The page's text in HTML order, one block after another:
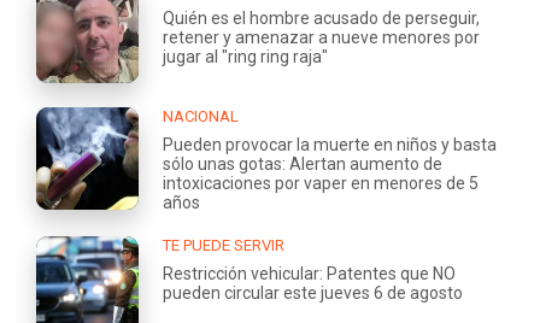
Quién es el hombre acusado de perseguir,
retener y amenazar a nueve menores por
jugar al "ring ring raja"
NACIONAL
Pueden provocar la muerte en niños y basta
sólo unas gotas: Alertan aumento de
intoxicaciones por vaper en menores de 5
años
TE PUEDE SERVIR
Restricción vehicular: Patentes que NO
pueden circular este jueves 6 de agosto